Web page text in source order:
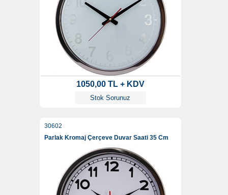
1050,00 TL + KDV
Stok Sorunuz
30602
Parlak Kromaj Çerçeve Duvar Saati 35 Cm